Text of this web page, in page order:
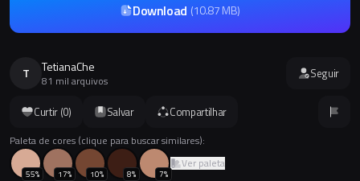
Curtir (0) Salvar Compartilhar
Paleta de cores (clique para buscar similares):
55% 17% 10% 8% 7%
Ver paleta
Download (10.87 MB)
T TetianaChe
81 mil arquivos Seguir